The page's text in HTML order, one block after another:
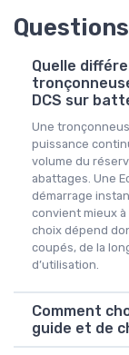
Quelle
DCS sur
Une
puissance
volume du
abattages. Une
démarrage
convient mieux à
choix dépend
coupés, de la
d’utilisation.
Comment
guide et de